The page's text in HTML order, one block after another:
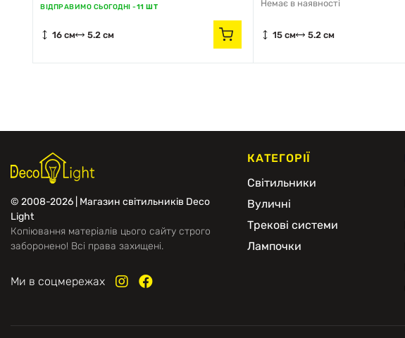
ВІДПРАВИМО СЬОГОДНІ -11 ШТ
16 см 5.2 см
Немає в наявності
15 см 5.2 см
© 2008-2026 | Магазин світильників Deco
Light
Копіювання матеріалів цього сайту строго
заборонено! Всі права захищені.
Ми в соцмережах
КАТЕГОРІЇ
Світильники
Вуличні
Трекові системи
Лампочки